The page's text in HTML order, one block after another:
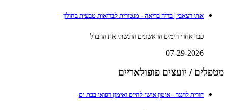
אתי רצאבי | בריה בריאה - מנטורית לבריאות טבעית בחולון
כבר אחרי הימים הראשונים הרגשתי את ההבדל
07-29-2026
מטפלים / יועצים פופולאריים
דורית לוינגר - אימון אישי לחיים ואימון רפואי בבת ים